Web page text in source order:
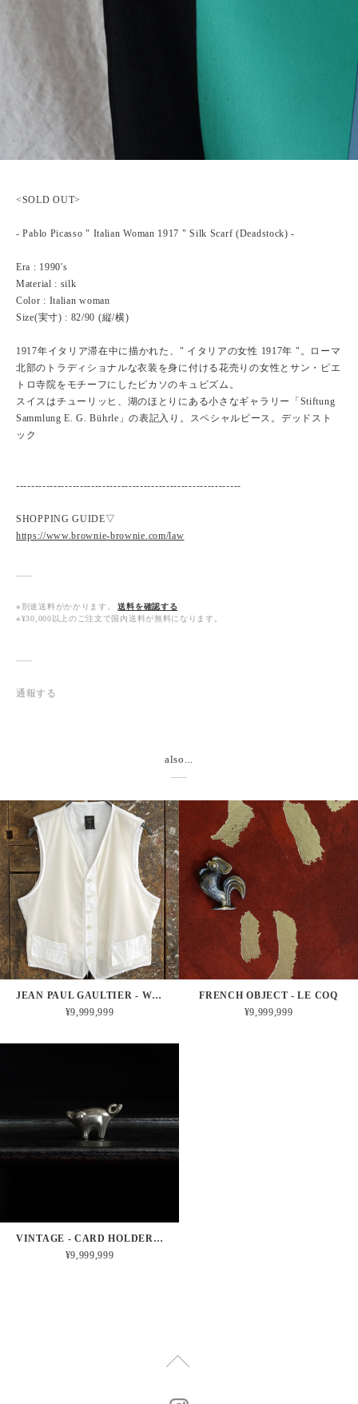
<SOLD OUT>
- Pablo Picasso " Italian Woman 1917 " Silk Scarf (Deadstock) -
Era : 1990's
Material : silk
Color : Italian woman
Size(実寸) : 82/90 (縦/横)
1917年イタリア滞在中に描かれた、" イタリアの女性 1917年 "。ローマ
北部のトラディショナルな衣装を身に付ける花売りの女性とサン・ピエ
トロ寺院をモチーフにしたピカソのキュビズム。
スイスはチューリッヒ、湖のほとりにある小さなギャラリー「Stiftung
Sammlung E. G. Bührle」の表記入り。スペシャルピース。デッドスト
ック
------------------------------------------------------------
SHOPPING GUIDE▽
https://www.brownie-brownie.com/law
※別途送料がかかります。
送料を確認する
※¥30,000以上のご注文で国内送料が無料になります。
通報する
also...
JEAN PAUL GAULTIER - WHITE VEST
¥9,999,999
FRENCH OBJECT - LE COQ
¥9,999,999
VINTAGE - CARD HOLDER PIG
¥9,999,999